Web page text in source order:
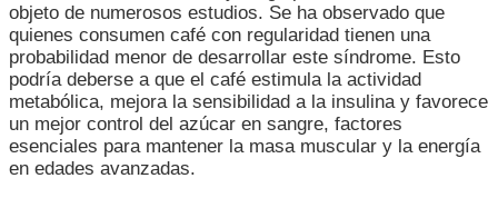
objeto de numerosos estudios. Se ha observado que
quienes consumen café con regularidad tienen una
probabilidad menor de desarrollar este síndrome. Esto
podría deberse a que el café estimula la actividad
metabólica, mejora la sensibilidad a la insulina y favorece
un mejor control del azúcar en sangre, factores
esenciales para mantener la masa muscular y la energía
en edades avanzadas.